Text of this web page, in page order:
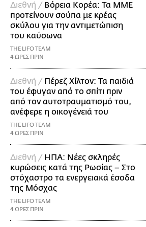
Διεθνή / Βόρεια Κορέα: Τα ΜΜΕ
προτείνουν σούπα με κρέας
σκύλου για την αντιμετώπιση
του καύσωνα
THE LIFO TEAM
4 ΩΡΕΣ ΠΡΙΝ
Διεθνή / Πέρεζ Χίλτον: Τα παιδιά
του έφυγαν από το σπίτι πριν
από τον αυτοτραυματισμό του,
ανέφερε η οικογένειά του
THE LIFO TEAM
4 ΩΡΕΣ ΠΡΙΝ
Διεθνή / ΗΠΑ: Nέες σκληρές
κυρώσεις κατά της Ρωσίας – Στο
στόχαστρο τα ενεργειακά έσοδα
της Μόσχας
THE LIFO TEAM
4 ΩΡΕΣ ΠΡΙΝ